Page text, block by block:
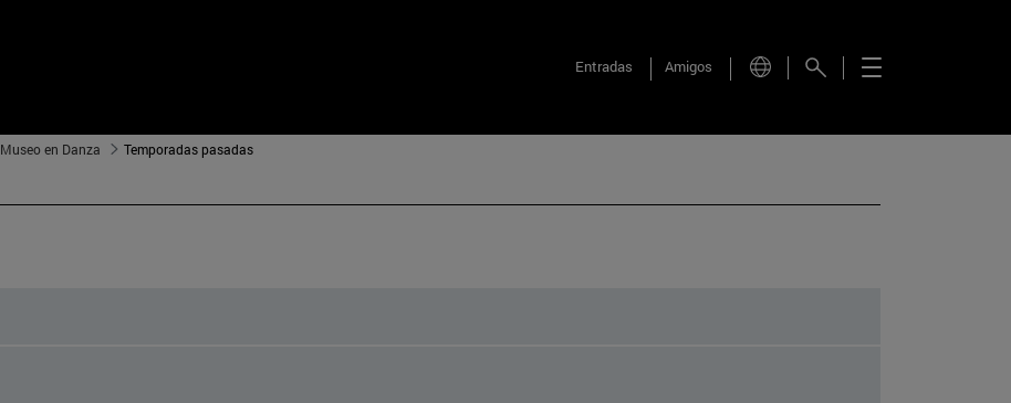
Entradas Amigos
Museo en Danza Temporadas pasadas